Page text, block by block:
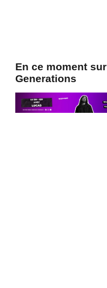
En ce moment sur
Generations